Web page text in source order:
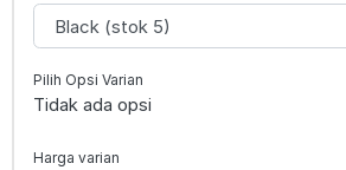
Pilih Opsi Varian
Tidak ada opsi
Harga varian